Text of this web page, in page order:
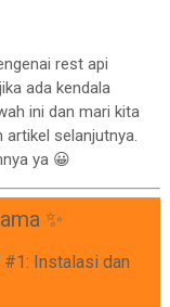
rest api
ada kendala
ini dan mari kita
selanjutnya.
ya 😀
✨
#1: Instalasi dan